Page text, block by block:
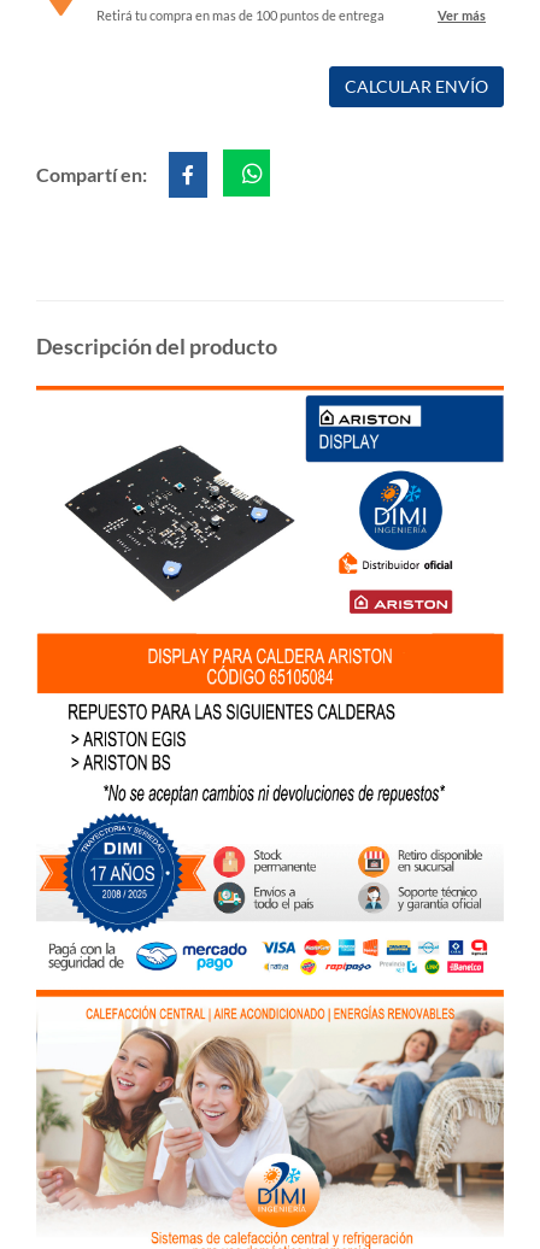
Retirá tu compra en mas de 100 puntos de entrega Ver más
CALCULAR ENVÍO
Compartí en:
Descripción del producto